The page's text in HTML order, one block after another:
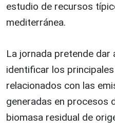
estudio de recursos
mediterránea.
La jornada pretende
identificar los
relacionados con las
generadas en procesos
biomasa residual de